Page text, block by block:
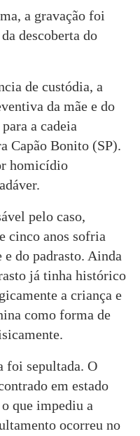
a gravação foi
descoberta do
de custódia, a
da mãe e do
a cadeia
Capão Bonito (SP).
homicídio
pelo caso,
cinco anos sofria
e do padrasto. Ainda
já tinha histórico
a criança e
como forma de
foi sepultada. O
em estado
que impediu a
ocorreu no